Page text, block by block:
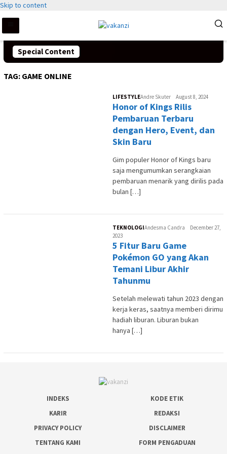
Skip to content
Special Content
TAG: GAME ONLINE
LIFESTYLEAndre Skuter August 8, 2024
Honor of Kings Rilis
Pembaruan Terbaru
dengan Hero, Event, dan
Skin Baru
Gim populer Honor of Kings baru
saja mengumumkan serangkaian
pembaruan menarik yang dirilis pada
bulan […]
TEKNOLOGIAndesma Candra
December 27,
2023
5 Fitur Baru Game
Pokémon GO yang Akan
Temani Libur Akhir
Tahunmu
Setelah melewati tahun 2023 dengan
kerja keras, saatnya memberi dirimu
hadiah liburan. Liburan bukan
hanya […]
INDEKS
KODE ETIK
KARIR
REDAKSI
PRIVACY POLICY
DISCLAIMER
TENTANG KAMI
FORM PENGADUAN